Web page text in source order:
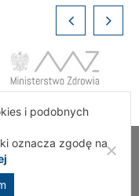
Okręgowa Izba
i podobnych
oznacza zgodę na